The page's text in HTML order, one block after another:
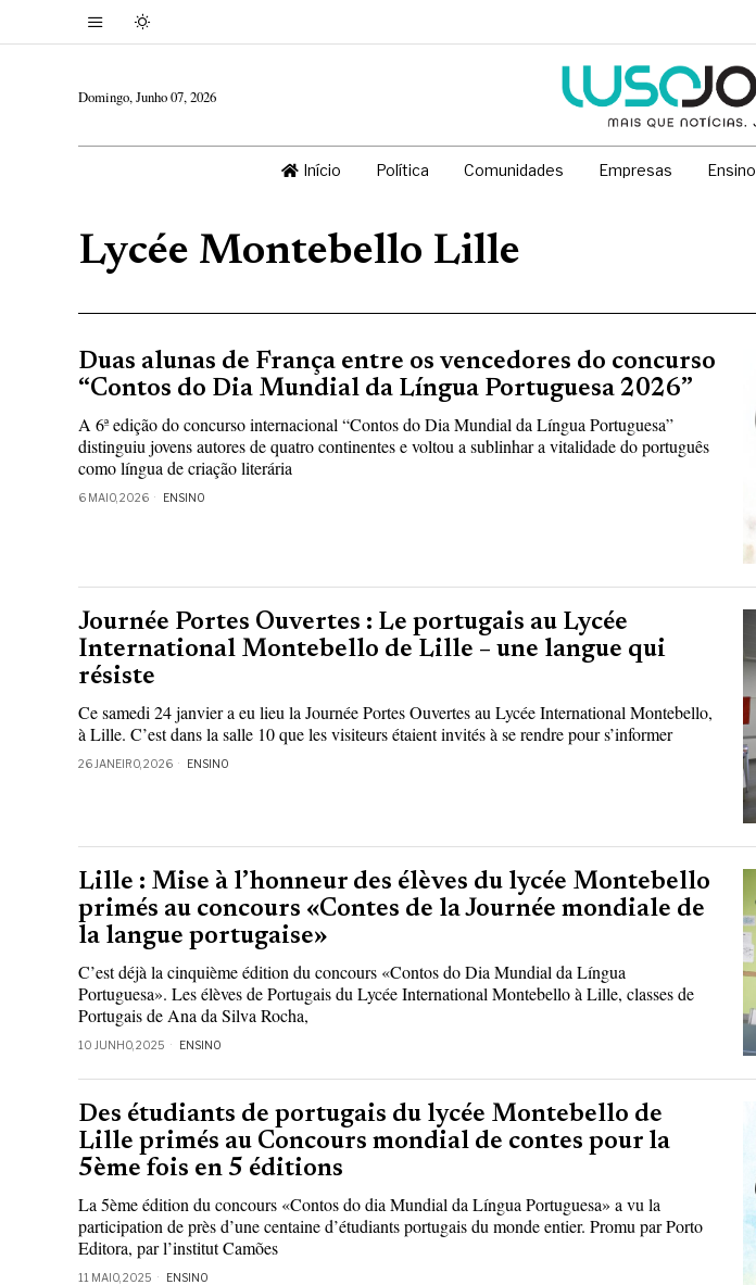
Domingo, Junho 07, 2026
Início Política Comunidades Empresas Ensino
Lycée Montebello Lille
Duas alunas de França entre os vencedores do concurso
“Contos do Dia Mundial da Língua Portuguesa 2026”
A 6ª edição do concurso internacional “Contos do Dia Mundial da Língua Portuguesa”
distinguiu jovens autores de quatro continentes e voltou a sublinhar a vitalidade do português
como língua de criação literária
6 MAIO, 2026 ENSINO
Journée Portes Ouvertes : Le portugais au Lycée
International Montebello de Lille – une langue qui
résiste
Ce samedi 24 janvier a eu lieu la Journée Portes Ouvertes au Lycée International Montebello,
à Lille. C’est dans la salle 10 que les visiteurs étaient invités à se rendre pour s’informer
26 JANEIRO, 2026 ENSINO
Lille : Mise à l’honneur des élèves du lycée Montebello
primés au concours «Contes de la Journée mondiale de
la langue portugaise»
C’est déjà la cinquième édition du concours «Contos do Dia Mundial da Língua
Portuguesa». Les élèves de Portugais du Lycée International Montebello à Lille, classes de
Portugais de Ana da Silva Rocha,
10 JUNHO, 2025 ENSINO
Des étudiants de portugais du lycée Montebello de
Lille primés au Concours mondial de contes pour la
5ème fois en 5 éditions
La 5ème édition du concours «Contos do dia Mundial da Língua Portuguesa» a vu la
participation de près d’une centaine d’étudiants portugais du monde entier. Promu par Porto
Editora, par l’institut Camões
11 MAIO, 2025 ENSINO